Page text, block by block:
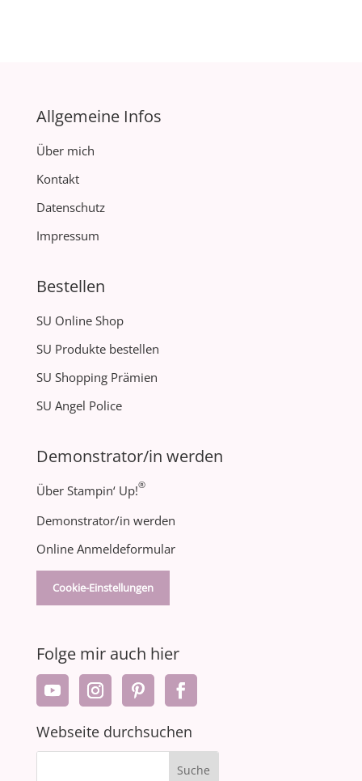
Allgemeine Infos
Über mich
Kontakt
Datenschutz
Impressum
Bestellen
SU Online Shop
SU Produkte bestellen
SU Shopping Prämien
SU Angel Police
Demonstrator/in werden
Über Stampin‘ Up!®
Demonstrator/in werden
Online Anmeldeformular
Cookie-Einstellungen
Folge mir auch hier
Webseite durchsuchen